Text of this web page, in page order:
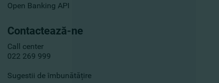
Open Banking API
Contactează-ne
Call center
022 269 999
Sugestii de îmbunătățire